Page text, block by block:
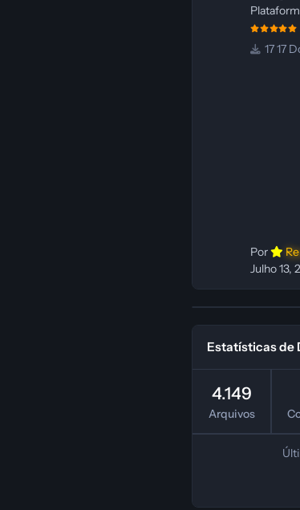
Steam17
Por
Julho 13,
Estatísticas de
4.149
Arquivos